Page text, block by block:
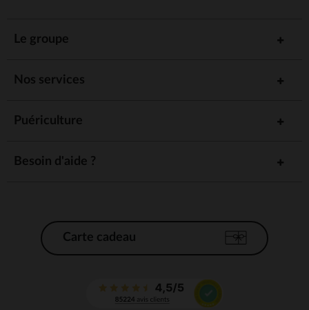
Le groupe
Nos services
Puériculture
Besoin d'aide ?
Carte cadeau